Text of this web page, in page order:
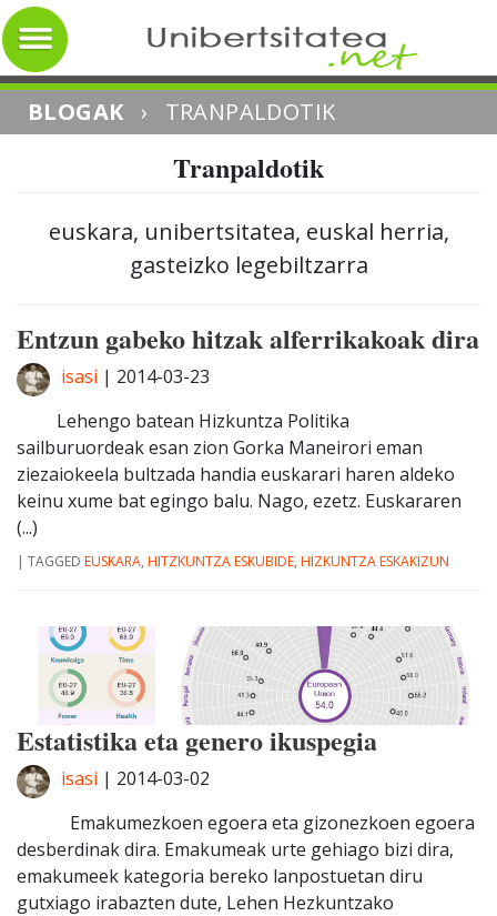
BLOGAK › TRANPALDOTIK
Tranpaldotik
euskara, unibertsitatea, euskal herria,
gasteizko legebiltzarra
Entzun gabeko hitzak alferrikakoak dira
isasi | 2014-03-23
Lehengo batean Hizkuntza Politika
sailburuordeak esan zion Gorka Maneirori eman
ziezaiokeela bultzada handia euskarari haren aldeko
keinu xume bat egingo balu. Nago, ezetz. Euskararen
(...)
| TAGGED EUSKARA, HITZKUNTZA ESKUBIDE, HIZKUNTZA ESKAKIZUN
Estatistika eta genero ikuspegia
isasi | 2014-03-02
Emakumezkoen egoera eta gizonezkoen egoera
desberdinak dira. Emakumeak urte gehiago bizi dira,
emakumeek kategoria bereko lanpostuetan diru
gutxiago irabazten dute, Lehen Hezkuntzako